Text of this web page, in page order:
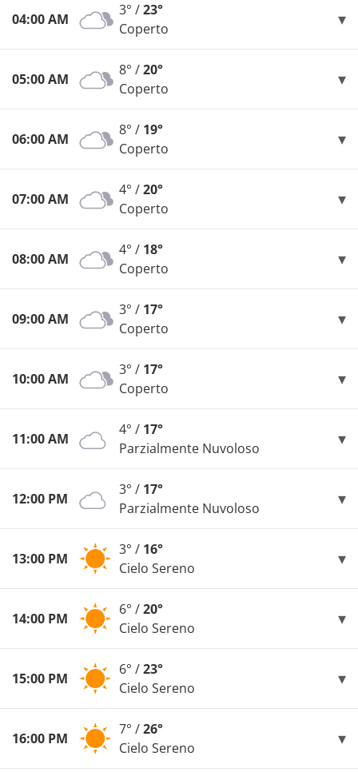
04:00 AM
3° /23°
Coperto
05:00 AM
8° /20°
Coperto
06:00 AM
8° / 19°
Coperto
07:00 AM
4° /20°
Coperto
08:00 AM
4° / 18°
Coperto
09:00 AM
3° / 17°
Coperto
10:00 AM
3° / 17°
Coperto
11:00 AM
4° / 17°
Parzialmente Nuvoloso
12:00 PM
3° / 17°
Parzialmente Nuvoloso
13:00 PM
3° / 16°
Cielo Sereno
14:00 PM
6° /20°
Cielo Sereno
15:00 PM
6° /23°
Cielo Sereno
16:00 PM
7° /26°
Cielo Sereno